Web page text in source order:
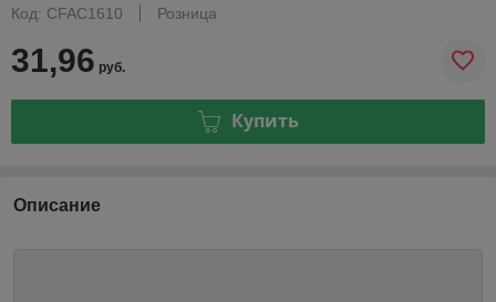
Код: CFAC1610
Розница
31,96 руб.
Купить
Описание